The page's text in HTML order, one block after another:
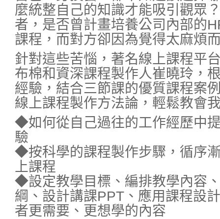
麼統整自己的知識才能吸引觀眾
者，是否曾計畫培養公司內部的
課程，而對方卻因為覺得太麻煩
針對這些苦惱，著名線上課程平
布棉和資深課程製作人崔曉玲，
經驗，結合三節課的優質課程案
線上課程製作方法論，輕鬆教會
◆如何從自己過往的工作經歷中
驗
◆按科學的課程製作步驟，循序
上課程
◆設定教學目標、編排教學內容
綱、設計講課PPT、應用課程設
者更需要、更想學的內容